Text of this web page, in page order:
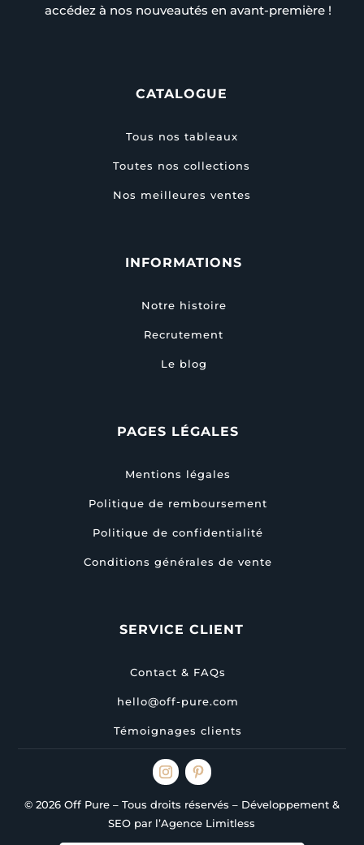
accédez à nos nouveautés en avant-première !
CATALOGUE
Tous nos tableaux
Toutes nos collections
Nos meilleures ventes
INFORMATIONS
Notre histoire
Recrutement
Le blog
PAGES LÉGALES
Mentions légales
Politique de remboursement
Politique de confidentialité
Conditions générales de vente
SERVICE CLIENT
Contact & FAQs
hello@off-pure.com
Témoignages clients
© 2026 Off Pure – Tous droits réservés – Développement &
SEO par l’Agence Limitless